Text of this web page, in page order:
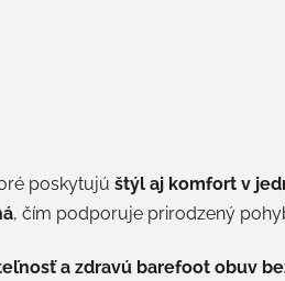
poskytujú štýl aj komfort v
, čím podporuje prirodzený
a zdravú barefoot obuv